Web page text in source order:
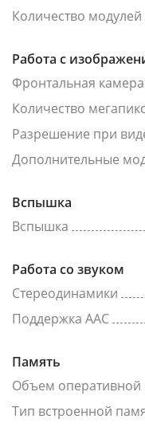
Количество
Работа с
Фронтальная камера
Количество
Разрешение при
Дополнительные
Вспышка
Вспышка
Работа со звуком
Стереодинамики
Поддержка AAC
Память
Объем оперативной
Тип встроенной